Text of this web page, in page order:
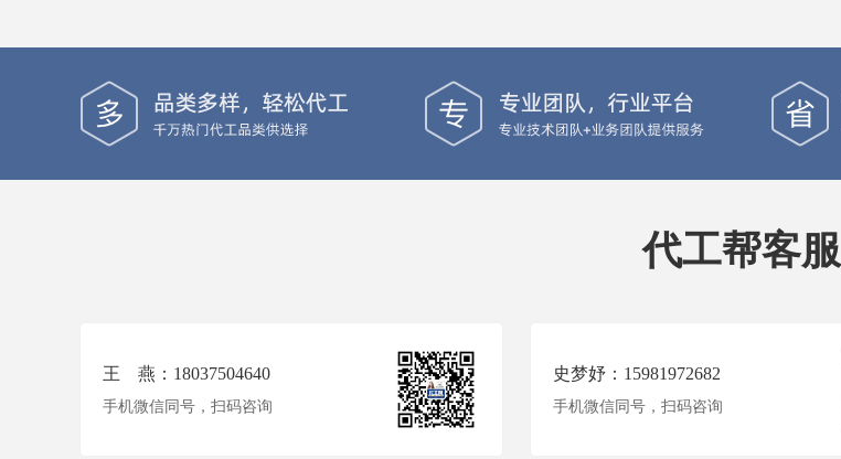
代工帮客服
王 燕：18037504640
手机微信同号，扫码咨询
史梦妤：15981972682
手机微信同号，扫码咨询